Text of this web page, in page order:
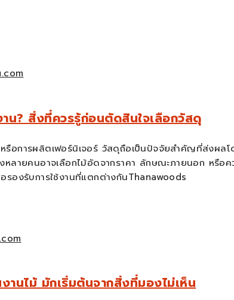
าน? สิ่งที่ควรรู้ก่อนตัดสินใจเลือกวัสดุ
รือการผลิตเฟอร์นิเจอร์ วัสดุถือเป็นปัจจัยสำคัญที่ส่ง
หลายคนอาจเลือกไม้อัดจากราคา ลักษณะภายนอก หรื
รองรับการใช้งานที่แตกต่างกันThanawoods
านไม้ มักเริ่มต้นจากสิ่งที่มองไม่เห็น